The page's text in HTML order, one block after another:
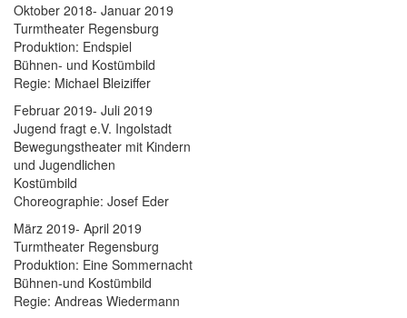
Oktober 2018- Januar 2019
Turmtheater Regensburg
Produktion: Endspiel
Bühnen- und Kostümbild
Regie: Michael Bleiziffer
Februar 2019- Juli 2019
Jugend fragt e.V. Ingolstadt
Bewegungstheater mit Kindern
und Jugendlichen
Kostümbild
Choreographie: Josef Eder
März 2019- April 2019
Turmtheater Regensburg
Produktion: Eine Sommernacht
Bühnen-und Kostümbild
Regie: Andreas Wiedermann